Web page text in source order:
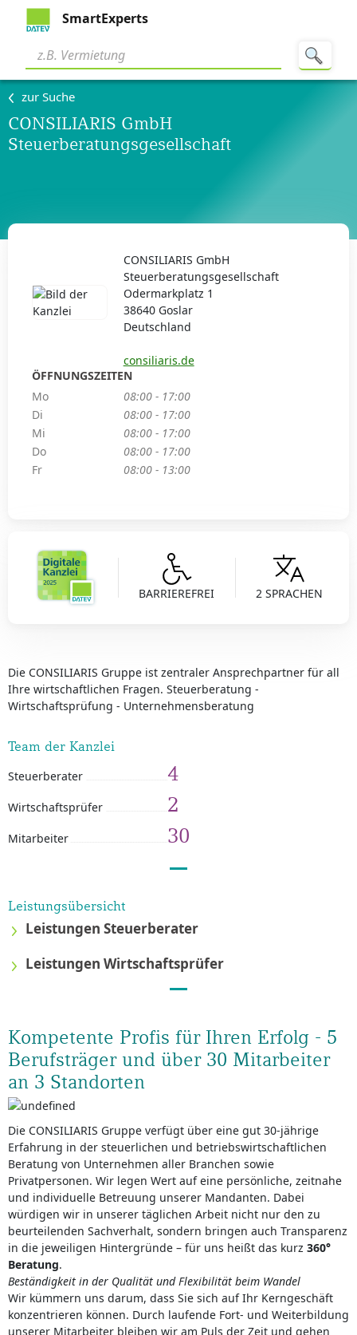
SmartExperts
zur Suche
CONSILIARIS GmbH
Steuerberatungsgesellschaft
BARRIEREFREI 2 SPRACHEN
Die CONSILIARIS Gruppe ist zentraler Ansprechpartner für all
Ihre wirtschaftlichen Fragen. Steuerberatung -
Wirtschaftsprüfung - Unternehmensberatung
Team der Kanzlei
Steuerberater 4
Wirtschaftsprüfer 2
Mitarbeiter 30
Leistungsübersicht
Leistungen Steuerberater
Leistungen Wirtschaftsprüfer
Kompetente Profis für Ihren Erfolg - 5
Berufsträger und über 30 Mitarbeiter
an 3 Standorten
Die CONSILIARIS Gruppe verfügt über eine gut 30-jährige
Erfahrung in der steuerlichen und betriebswirtschaftlichen
Beratung von Unternehmen aller Branchen sowie
Privatpersonen. Wir legen Wert auf eine persönliche, zeitnahe
und individuelle Betreuung unserer Mandanten. Dabei
würdigen wir in unserer täglichen Arbeit nicht nur den zu
beurteilenden Sachverhalt, sondern bringen auch Transparenz
in die jeweiligen Hintergründe – für uns heißt das kurz 360°
Beratung.
Beständigkeit in der Qualität und Flexibilität beim Wandel
Wir kümmern uns darum, dass Sie sich auf Ihr Kerngeschäft
konzentrieren können. Durch laufende Fort- und Weiterbildung
unserer Mitarbeiter bleiben wir am Puls der Zeit und gehen
CONSILIARIS GmbH
Steuerberatungsgesellschaft
Odermarkplatz 1
38640 Goslar
Deutschland
consiliaris.de
ÖFFNUNGSZEITEN
Mo
08:00 - 17:00
Di
08:00 - 17:00
Mi
08:00 - 17:00
Do
08:00 - 17:00
Fr
08:00 - 13:00